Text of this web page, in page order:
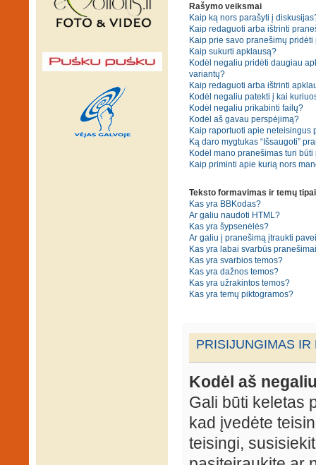
Rašymo veiksmai
Kaip ką nors parašyti į
Kaip redaguoti arba ištrinti
Kaip prie savo pranešimų pridėti
Kaip sukurti apklausą?
Kodėl negaliu pridėti daugiau
variantų?
Kaip redaguoti arba ištrinti
Kodėl negaliu patekti į kai
Kodėl negaliu prikabinti failų?
Kodėl aš gavau perspėjimą?
Kaip raportuoti apie neteisingus
Ką daro mygtukas “Išsaugoti”
Kodėl mano pranešimas turi būti
Kaip priminti apie kurią nors
Teksto formavimas ir temų tipai
Kas yra BBKodas?
Ar galiu naudoti HTML?
Kas yra šypsenėlės?
Ar galiu į pranešimą įtraukti
Kas yra labai svarbūs
Kas yra svarbios temos?
Kas yra dažnos temos?
Kas yra užrakintos temos?
Kas yra temų piktogramos?
PRISIJUNGIMAS IR
Kodėl aš
Gali būti keletas
kad įvedėte
teisingi,